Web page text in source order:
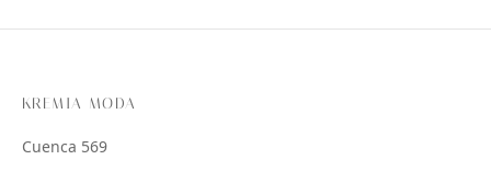
KREMIA MODA
Cuenca 569